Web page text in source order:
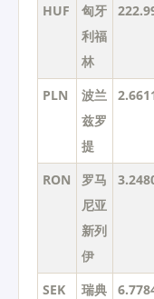
HUF
匈牙
利福
林
PLN
波兰
兹罗
提
RON
罗马
尼亚
新列
伊
SEK
瑞典